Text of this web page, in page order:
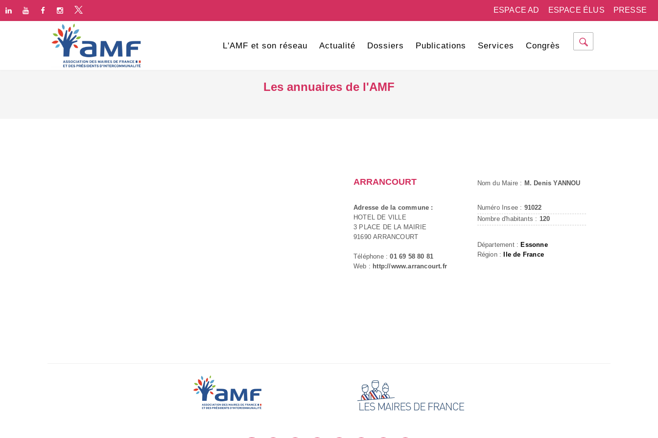
PRESSE
ESPACE ÉLUS
ESPACE AD
L'AMF et son réseau Actualité Dossiers Publications Services Congrès
Les annuaires de l'AMF
ARRANCOURT
Adresse de la commune :
HOTEL DE VILLE
3 PLACE DE LA MAIRIE
91690 ARRANCOURT
Téléphone :01 69 58 80 81
Web : http://www.arrancourt.fr
Nom du Maire : M. Denis YANNOU
Numéro Insee : 91022
Nombre d'habitants : 120
Département : Essonne
Région :
Ile de France